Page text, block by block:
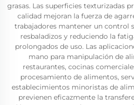
grasas. Las superficies texturizadas
calidad mejoran la fuerza de
trabajadores mantener un control
resbaladizos y reduciendo la
prolongados de uso. Las
mano para manipulación de
restaurantes, cocinas
procesamiento de alimentos,
establecimientos minoristas de
previenen eficazmente la